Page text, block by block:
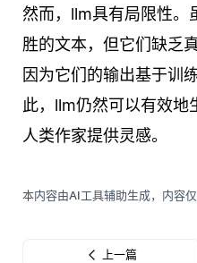
然而，llm具有局限性。
胜的文本，但它们缺乏
因为它们的输出基于训
此，llm仍然可以有效地
人类作家提供灵感。
本内容由AI工具辅助生成，内容
上一篇